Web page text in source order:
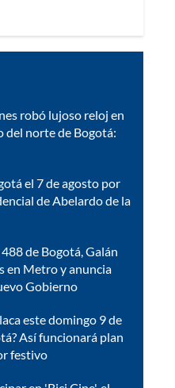
robó lujoso reloj en
del norte de Bogotá:
el 7 de agosto por
de Abelardo de la
de Bogotá, Galán
en Metro y anuncia
Gobierno
este domingo 9 de
Así funcionará plan
festivo